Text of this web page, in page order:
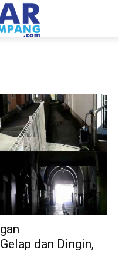
dan Dingin,